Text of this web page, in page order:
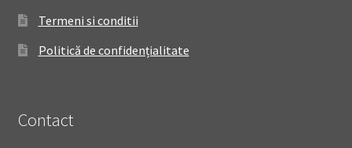
Termeni si conditii
Politică de confidențialitate
Contact